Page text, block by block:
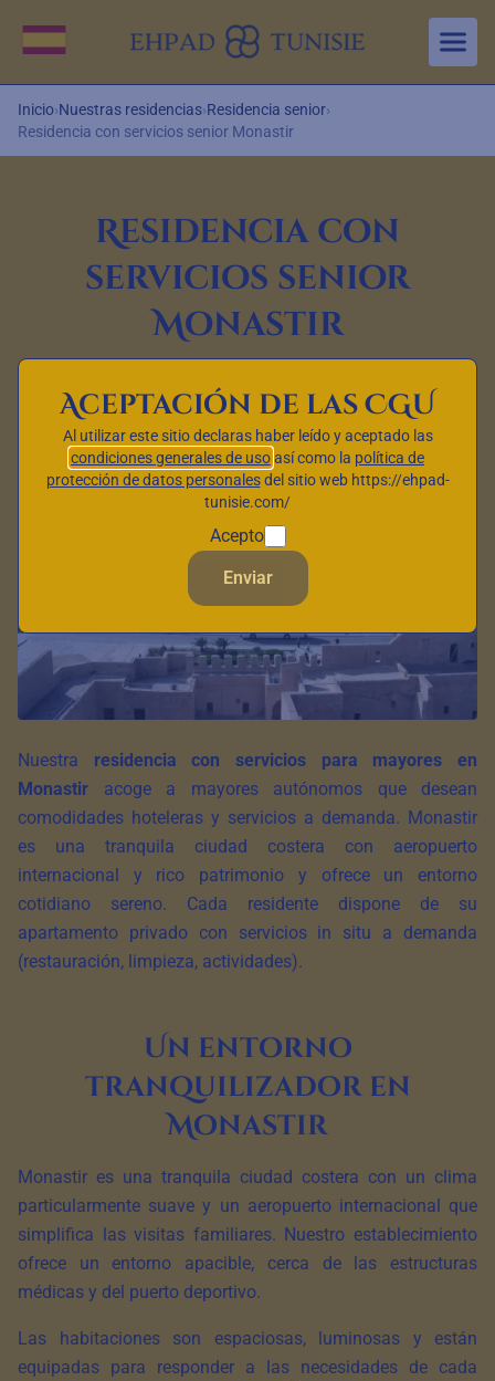
Aller au contenu principal
Cambiar idioma
Inicio›Nuestras residencias›Residencia senior›
Residencia con servicios senior Monastir
Residencia con
servicios senior
Monastir
Nuestra residencia con servicios para mayores en
Monastir acoge a mayores autónomos que desean
comodidades hoteleras y servicios a demanda. Monastir
es una tranquila ciudad costera con aeropuerto
internacional y rico patrimonio y ofrece un entorno
cotidiano sereno. Cada residente dispone de su
apartamento privado con servicios in situ a demanda
(restauración, limpieza, actividades).
Un entorno
tranquilizador en
Monastir
Monastir es una tranquila ciudad costera con un clima
particularmente suave y un aeropuerto internacional que
simplifica las visitas familiares. Nuestro establecimiento
ofrece un entorno apacible, cerca de las estructuras
médicas y del puerto deportivo.
Las habitaciones son espaciosas, luminosas y están
equipadas para responder a las necesidades de cada
Aceptación de las CGU
Al utilizar este sitio declaras haber leído y aceptado las
condiciones generales de usoasí como la política de
protección de datos personalesdel sitio web https://ehpad-
tunisie.com/
Acepto
Enviar